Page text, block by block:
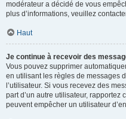
modérateur a décidé de vous
plus d’informations, veuillez
Haut
Je continue à recevoir des
Vous pouvez supprimer
en utilisant les règles de messages
l’utilisateur. Si vous recevez des
part d’un autre utilisateur, rapportez
peuvent empêcher un utilisateur